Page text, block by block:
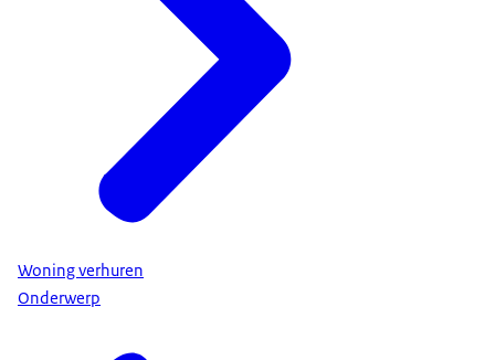
Woning verhuren
Onderwerp